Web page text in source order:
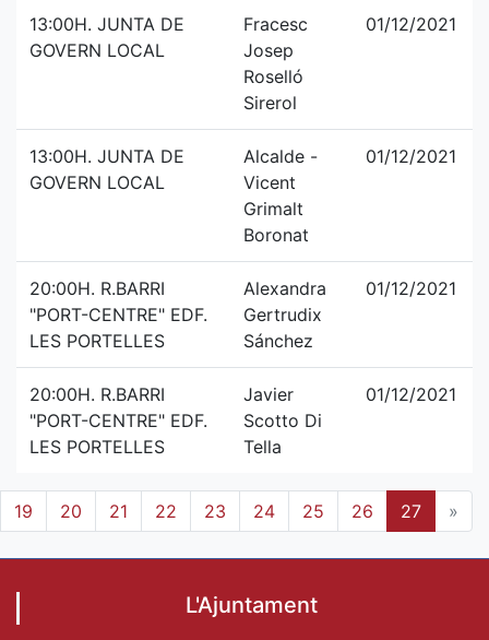
13:00H. JUNTA DE
GOVERN LOCAL
Fracesc
Josep
Roselló
Sirerol
01/12/2021
13:00H. JUNTA DE
GOVERN LOCAL
Alcalde -
Vicent
Grimalt
Boronat
01/12/2021
20:00H. R.BARRI
"PORT-CENTRE" EDF.
LES PORTELLES
Alexandra
Gertrudix
Sánchez
01/12/2021
20:00H. R.BARRI
"PORT-CENTRE" EDF.
LES PORTELLES
Javier
Scotto Di
Tella
01/12/2021
19 20 21 22 23 24 25 26 27 »
L'Ajuntament